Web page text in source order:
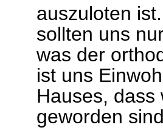
auszuloten
sollten uns
was der
ist uns
Hauses, dass
geworden